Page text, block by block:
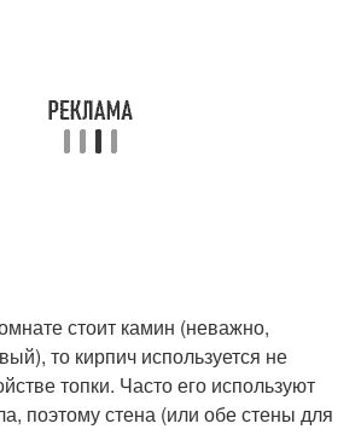
стоит камин (неважно,
то кирпич используется не
топки. Часто его используют
поэтому стена (или обе стены для